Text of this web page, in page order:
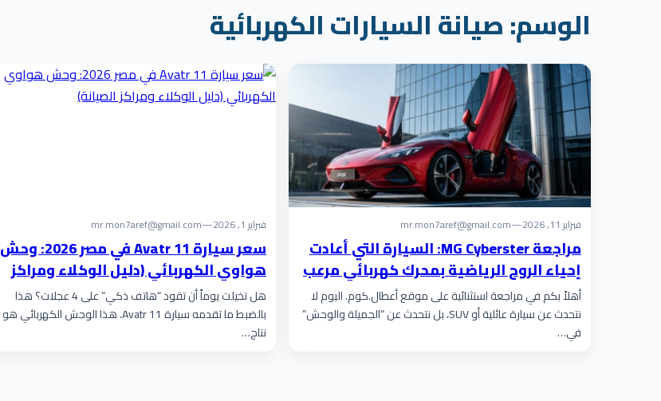
الوسم:صيانة السيارات الكهربائية
فبراير 11, 2026 —
mr.mon7aref@gmail.com
مراجعة MG Cyberster: السيارة التي أعادت
إحياء الروح الرياضية بمحرك كهربائي مرعب
أهلاً بكم في مراجعة استثنائية على موقع أعطال.كوم. اليوم لا
نتحدث عن سيارة عائلية أو SUV، بل نتحدث عن “الجميلة والوحش”
في…
فبراير 1, 2026 —
mr.mon7aref@gmail.com
سعر سيارة Avatr 11 في مصر 2026: وحش
هواوي الكهربائي (دليل الوكلاء ومراكز
الصيانة)
هل تخيلت يوماً أن تقود “هاتف ذكي” على 4 عجلات؟ هذا
بالضبط ما تقدمه سيارة Avatr 11. هذا الوحش الكهربائي هو
نتاج…